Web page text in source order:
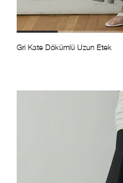
Gri Kate Dökümlü Uzun Etek